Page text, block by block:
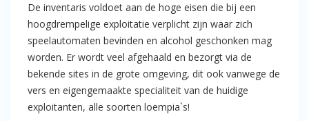
De inventaris voldoet aan de hoge eisen die bij een
hoogdrempelige exploitatie verplicht zijn waar zich
speelautomaten bevinden en alcohol geschonken mag
worden. Er wordt veel afgehaald en bezorgt via de
bekende sites in de grote omgeving, dit ook vanwege de
vers en eigengemaakte specialiteit van de huidige
exploitanten, alle soorten loempia`s!